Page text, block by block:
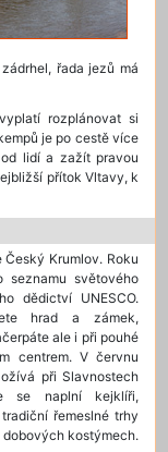
řada jezů má
rozplánovat si
je po cestě více
lidí a zažít pravou
přítok Vltavy, k
Krumlov. Roku
světového
dědictví UNESCO.
hrad a zámek,
ale i při pouhé
centrem. V červnu
při Slavnostech
se naplní kejklíři,
řemeslné trhy
kostýmech.